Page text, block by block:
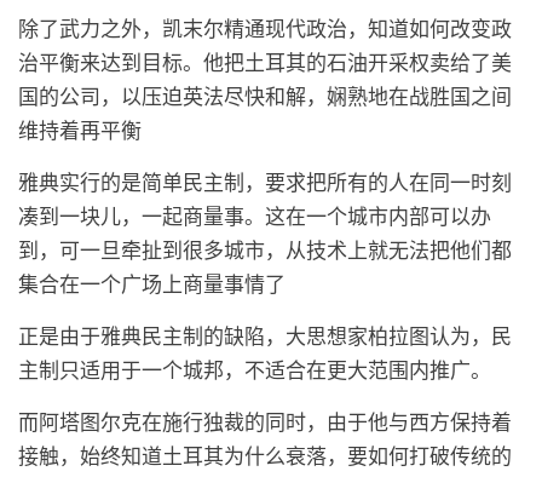
除了武力之外，凯末尔精通现代政治，知道如何改变政
治平衡来达到目标。他把土耳其的石油开采权卖给了美
国的公司，以压迫英法尽快和解，娴熟地在战胜国之间
维持着再平衡
雅典实行的是简单民主制，要求把所有的人在同一时刻
凑到一块儿，一起商量事。这在一个城市内部可以办
到，可一旦牵扯到很多城市，从技术上就无法把他们都
集合在一个广场上商量事情了
正是由于雅典民主制的缺陷，大思想家柏拉图认为，民
主制只适用于一个城邦，不适合在更大范围内推广。
而阿塔图尔克在施行独裁的同时，由于他与西方保持着
接触，始终知道土耳其为什么衰落，要如何打破传统的